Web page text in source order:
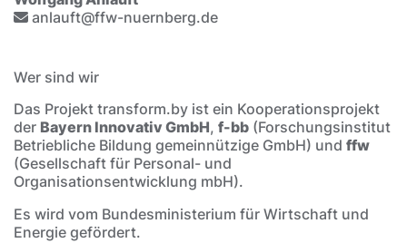
anlauft@ffw-nuernberg.de
Wer sind wir
Das Projekt transform.by ist ein Kooperationsprojekt
der Bayern Innovativ GmbH, f-bb (Forschungsinstitut
Betriebliche Bildung gemeinnützige GmbH) und ffw
(Gesellschaft für Personal- und
Organisationsentwicklung mbH).
Es wird vom Bundesministerium für Wirtschaft und
Energie gefördert.